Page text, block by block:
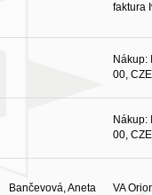
faktura
Nákup:
00,
Nákup:
00,
Bančevová, Aneta VA